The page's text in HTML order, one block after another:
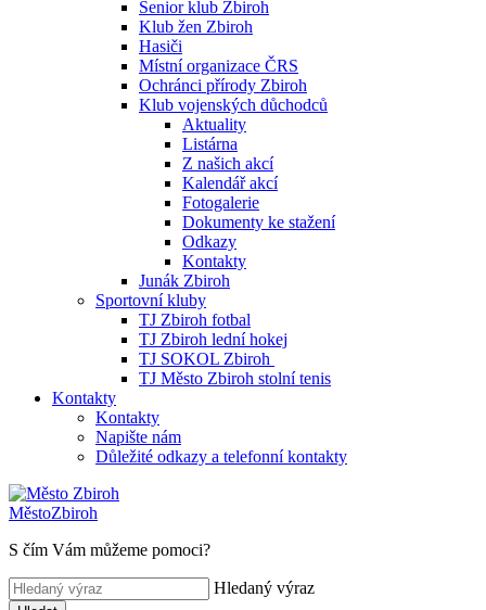
Senior klub Zbiroh
Klub žen Zbiroh
Hasiči
Místní organizace ČRS
Ochránci přírody Zbiroh
Klub vojenských důchodců
Aktuality
Listárna
Z našich akcí
Kalendář akcí
Fotogalerie
Dokumenty ke stažení
Odkazy
Kontakty
Junák Zbiroh
Sportovní kluby
TJ Zbiroh fotbal
TJ Zbiroh lední hokej
TJ SOKOL Zbiroh
TJ Město Zbiroh stolní tenis
Kontakty
Kontakty
Napište nám
Důležité odkazy a telefonní kontakty
MěstoZbiroh
S čím Vám můžeme pomoci?
Hledaný výraz